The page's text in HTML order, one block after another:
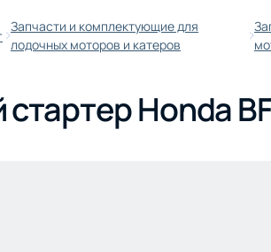
Запчасти и комплектующие для
лодочных моторов и катеров
стартер Honda